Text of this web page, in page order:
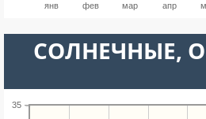
янв фев мар апр
CОЛНЕЧНЫЕ,
35